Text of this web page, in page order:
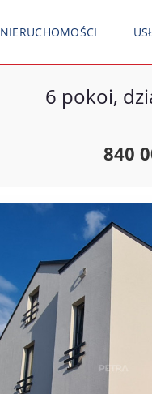
NIERUCHOMOŚCI
6 pokoi,
840